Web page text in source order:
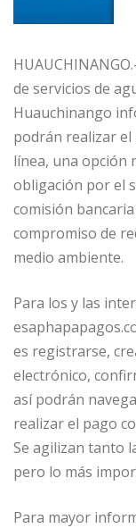
de servicios de
Huauchinango
podrán realizar el
línea, una opción
obligación por el
comisión
compromiso de
medio ambiente.
Para los y las
es registrarse,
electrónico,
así podrán
realizar el pago
Se agilizan tanto
pero lo más
Para mayor